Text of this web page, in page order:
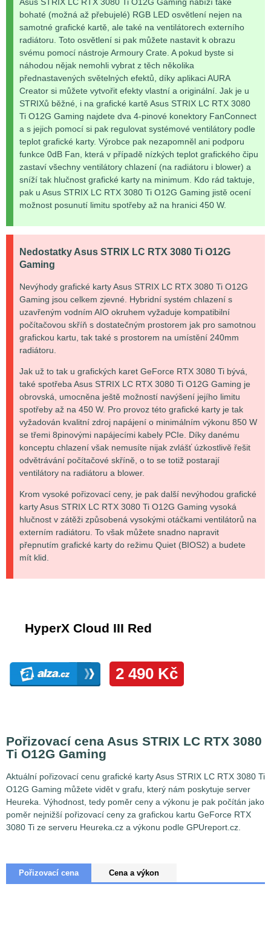
Asus STRIX LC RTX 3080 Ti O12G Gaming nabízí také
bohaté (možná až přebujelé) RGB LED osvětlení nejen na
samotné grafické kartě, ale také na ventilátorech externího
radiátoru. Toto osvětlení si pak můžete nastavit k obrazu
svému pomocí nástroje Armoury Crate. A pokud byste si
náhodou nějak nemohli vybrat z těch několika
přednastavených světelných efektů, díky aplikaci AURA
Creator si můžete vytvořit efekty vlastní a originální. Jak je u
STRIXů běžné, i na grafické kartě Asus STRIX LC RTX 3080
Ti O12G Gaming najdete dva 4-pinové konektory FanConnect
a s jejich pomocí si pak regulovat systémové ventilátory podle
teplot grafické karty. Výrobce pak nezapomněl ani podporu
funkce 0dB Fan, která v případě nízkých teplot grafického čipu
zastaví všechny ventilátory chlazení (na radiátoru i blower) a
sníží tak hlučnost grafické karty na minimum. Kdo rád taktuje,
pak u Asus STRIX LC RTX 3080 Ti O12G Gaming jistě ocení
možnost posunutí limitu spotřeby až na hranici 450 W.
Nedostatky Asus STRIX LC RTX 3080 Ti O12G
Gaming
Nevýhody grafické karty Asus STRIX LC RTX 3080 Ti O12G
Gaming jsou celkem zjevné. Hybridní systém chlazení s
uzavřeným vodním AIO okruhem vyžaduje kompatibilní
počítačovou skříň s dostatečným prostorem jak pro samotnou
grafickou kartu, tak také s prostorem na umístění 240mm
radiátoru.
Jak už to tak u grafických karet GeForce RTX 3080 Ti bývá,
také spotřeba Asus STRIX LC RTX 3080 Ti O12G Gaming je
obrovská, umocněna ještě možností navýšení jejího limitu
spotřeby až na 450 W. Pro provoz této grafické karty je tak
vyžadován kvalitní zdroj napájení o minimálním výkonu 850 W
se třemi 8pinovými napájecími kabely PCIe. Díky danému
konceptu chlazení však nemusíte nijak zvlášť úzkostlivě řešit
odvětrávání počítačové skříně, o to se totiž postarají
ventilátory na radiátoru a blower.
Krom vysoké pořizovací ceny, je pak další nevýhodou grafické
karty Asus STRIX LC RTX 3080 Ti O12G Gaming vysoká
hlučnost v zátěži způsobená vysokými otáčkami ventilátorů na
externím radiátoru. To však můžete snadno napravit
přepnutím grafické karty do režimu Quiet (BIOS2) a budete
mít klid.
Pořizovací cena Asus STRIX LC RTX 3080
Ti O12G Gaming
Aktuální pořizovací cenu grafické karty Asus STRIX LC RTX 3080 Ti
O12G Gaming můžete vidět v grafu, který nám poskytuje server
Heureka. Výhodnost, tedy poměr ceny a výkonu je pak počítán jako
poměr nejnižší pořizovací ceny za grafickou kartu GeForce RTX
3080 Ti ze serveru Heureka.cz a výkonu podle GPUreport.cz.
Pořizovací cena Cena a výkon